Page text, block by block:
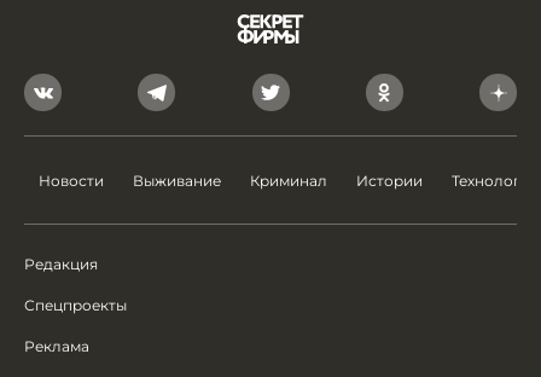
Новости Выживание Криминал Истории Технологии
Редакция
Спецпроекты
Реклама